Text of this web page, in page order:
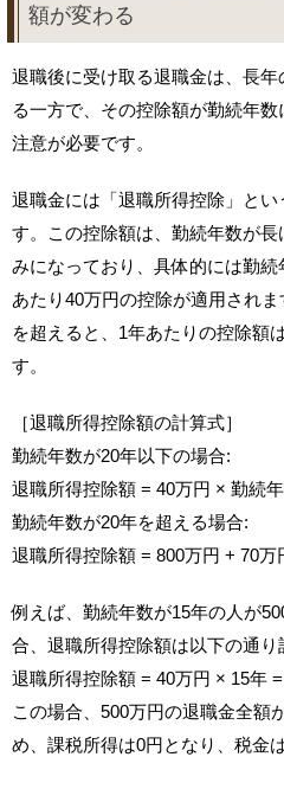
額が変わる
退職後に受け取る退職金は、長
る一方で、その控除額が勤続年数
注意が必要です。
退職金には「退職所得控除」と
す。この控除額は、勤続年数が
みになっており、具体的には勤
あたり40万円の控除が適用され
を超えると、1年あたりの控除額
す。
［退職所得控除額の計算式］
勤続年数が20年以下の場合:
退職所得控除額 = 40万円 × 勤続
勤続年数が20年を超える場合:
退職所得控除額 = 800万円 + 70万
例えば、勤続年数が15年の人が
合、退職所得控除額は以下の通り
退職所得控除額 = 40万円 × 15年
この場合、500万円の退職金全額
め、課税所得は0円となり、税金